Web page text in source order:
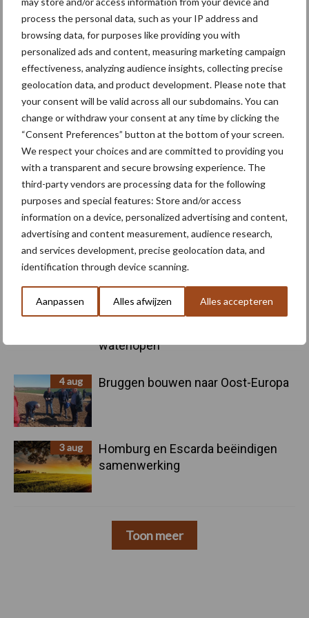
process the personal data, such as your IP address and
browsing data, for purposes like providing you with
personalized ads and content, measuring marketing campaign
effectiveness, analyzing audience insights, collecting precise
geolocation data, and product development. Please note that
your consent will be valid across all our subdomains. You can
change or withdraw your consent at any time by clicking the
“Consent Preferences” button at the bottom of your screen.
We respect your choices and are committed to providing you
with a transparent and secure browsing experience. The
third-party vendors are processing data for the following
purposes and special features: Store and/or access
information on a device, personalized advertising and content,
advertising and content measurement, audience research,
and services development, precise geolocation data, and
identification through device scanning.
Aanpassen Alles afwijzen Alles accepteren
Primaire
Sidebar
Recent nieuws Partner nieuws
"Hoge verwachtingen van schijven
voor kouters"
Nieuwe compacte gedragen
pootcombinatie van AVR
Provincie Antwerpen breidt
onttrekkingsverbod uit: geen water
waterlopen
4 aug Bruggen bouwen naar Oost-Europa
3 aug
Homburg en Escarda beëindigen
samenwerking
Toon meer
Toon meer